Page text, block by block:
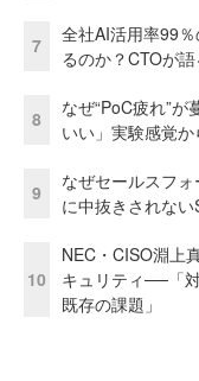
7
全社AI活用率99
るのか？CTOが
8
なぜ“PoC疲れ”
いい」実験感覚
9
なぜセールスフ
に中抜きされな
10
NEC・CISO淵上
キュリティ──「
既存の課題」